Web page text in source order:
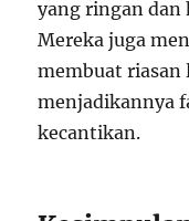
yang ringan dan
Mereka juga
membuat riasan
menjadikannya
kecantikan.